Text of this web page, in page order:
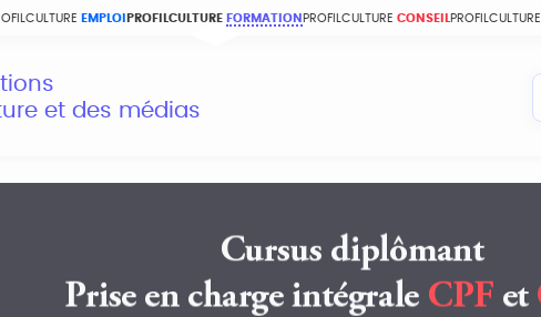
EMPLOI PROFILCULTURE FORMATION PROFILCULTURE CONSEIL PROFILCULTURE
et des médias